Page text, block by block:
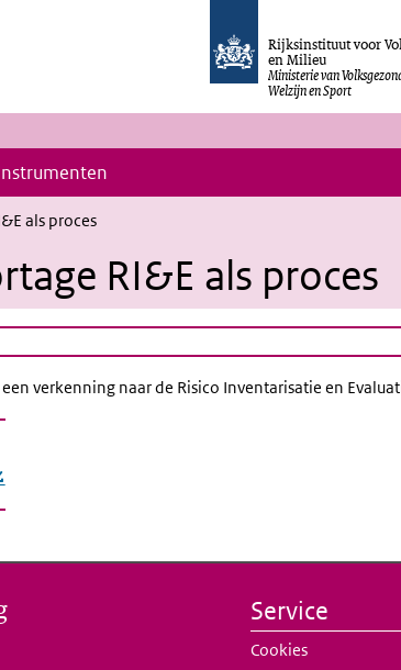
Rijksinstituut voor
en Milieu
Ministerie van
Welzijn en Sport
als proces
RI&E als proces
verkenning naar de Risico Inventarisatie en
Service
Cookies